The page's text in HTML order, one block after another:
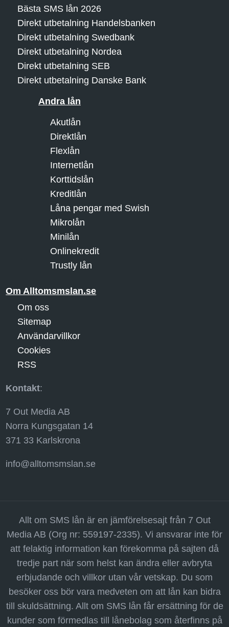
Bästa SMS lån 2026
Direkt utbetalning Handelsbanken
Direkt utbetalning Swedbank
Direkt utbetalning Nordea
Direkt utbetalning SEB
Direkt utbetalning Danske Bank
Andra lån
Akutlån
Direktlån
Flexlån
Internetlån
Korttidslån
Kreditlån
Låna pengar med Swish
Mikrolån
Minilån
Onlinekredit
Trustly lån
Om Alltomsmslan.se
Om oss
Sitemap
Användarvillkor
Cookies
RSS
Kontakt:
7 Out Media AB
Norra Kungsgatan 14
371 33 Karlskrona
info@alltomsmslan.se
Allt om SMS lån är en jämförelsesajt från 7 Out
Media AB (Org nr: 559197-2335). Vi ansvarar inte för
att felaktig information kan förekomma på sajten då
tredje part när som helst kan ändra eller avbryta
erbjudande och villkor utan vår vetskap. Du som
besöker oss bör vara medveten om att lån kan bidra
till skuldsättning. Allt om SMS lån får ersättning för de
kunder som förmedlas till lånebolag som återfinns på